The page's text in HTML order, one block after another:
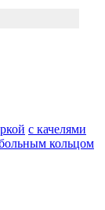
с качелями
кольцом